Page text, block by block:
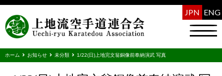
JPN ENG
ホーム お知らせ 未分類 1/22(日)上地完文翁銅像前奉納演武 写真